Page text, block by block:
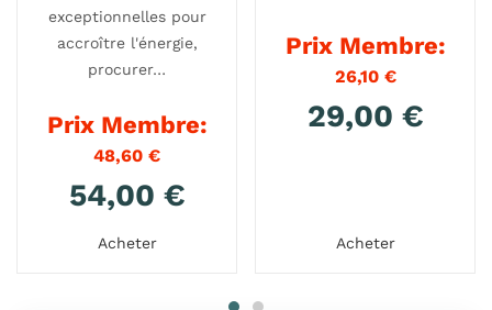
exceptionnelles pour
accroître l'énergie,
procurer…
Prix Membre:
48,60 €
54,00 €
Acheter
Prix Membre:
26,10 €
29,00 €
Acheter